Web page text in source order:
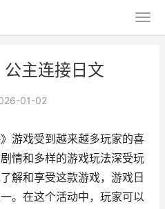
主连接日文
01-02
游戏受到越来越多玩家的喜
情和多样的游戏玩法深受玩
解和享受这款游戏，游戏日
。在这个活动中，玩家可以